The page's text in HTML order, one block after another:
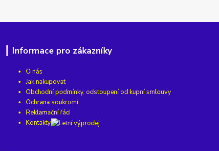
Informace pro zákazníky
O nás
Jak nakupovat
Obchodní podmínky, odstoupení od kupní smlouvy
Ochrana soukromí
Reklamační řád
Kontakty